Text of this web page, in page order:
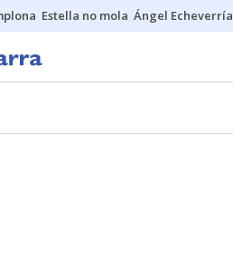
Estella no mola Ángel Echeverría